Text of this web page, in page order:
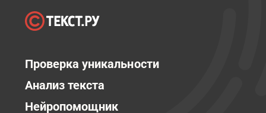
Проверка уникальности
Анализ текста
Нейропомощник